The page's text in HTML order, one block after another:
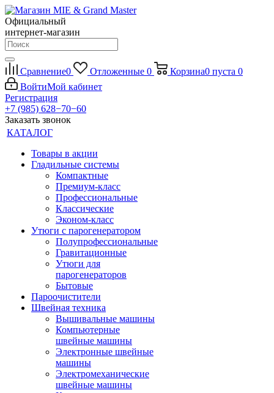
Официальный
интернет-магазин
Сравнение0 Отложенные 0 Корзина0 пуста 0
ВойтиМой кабинет
Регистрация
+7 (985) 628−70−60
Заказать звонок
КАТАЛОГ
Товары в акции
Гладильные системы
Компактные
Премиум-класс
Профессиональные
Классические
Эконом-класс
Утюги с парогенератором
Полупрофессиональные
Гравитационные
Утюги для
парогенераторов
Бытовые
Пароочистители
Швейная техника
Вышивальные машины
Компьютерные
швейные машины
Электронные швейные
машины
Электромеханические
швейные машины